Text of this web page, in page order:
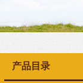
产品目录